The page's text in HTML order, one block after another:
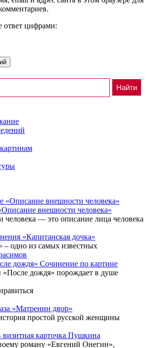
ответ цифрами:
внешности человека»
— это описание лица человека
«Капитанская дочка»
– одно из самых известных
дождя» Сочинение по картине
«После дождя» порождает в душе
«Матренин двор»
простой русской женщины
карточка Пушкина
роману «Евгений Онегин»,